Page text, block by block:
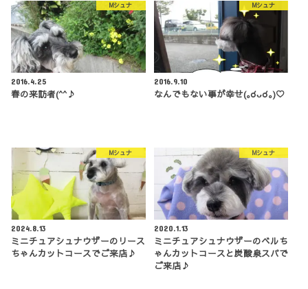
Mシュナ
2016.4.25
春の来訪者(^^♪
Mシュナ
2016.9.10
なんでもない事が幸せ(｡☌ᴗ☌｡)♡
Mシュナ
2024.8.13
ミニチュアシュナウザーのリース
ちゃんカットコースでご来店♪
Mシュナ
2020.1.13
ミニチュアシュナウザーのベルち
ゃんカットコースと炭酸泉スパで
ご来店♪